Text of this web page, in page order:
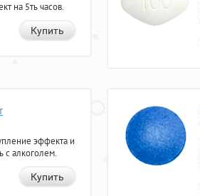
на 5ть часов.
Купить
эффекта и
с алкоголем.
Купить